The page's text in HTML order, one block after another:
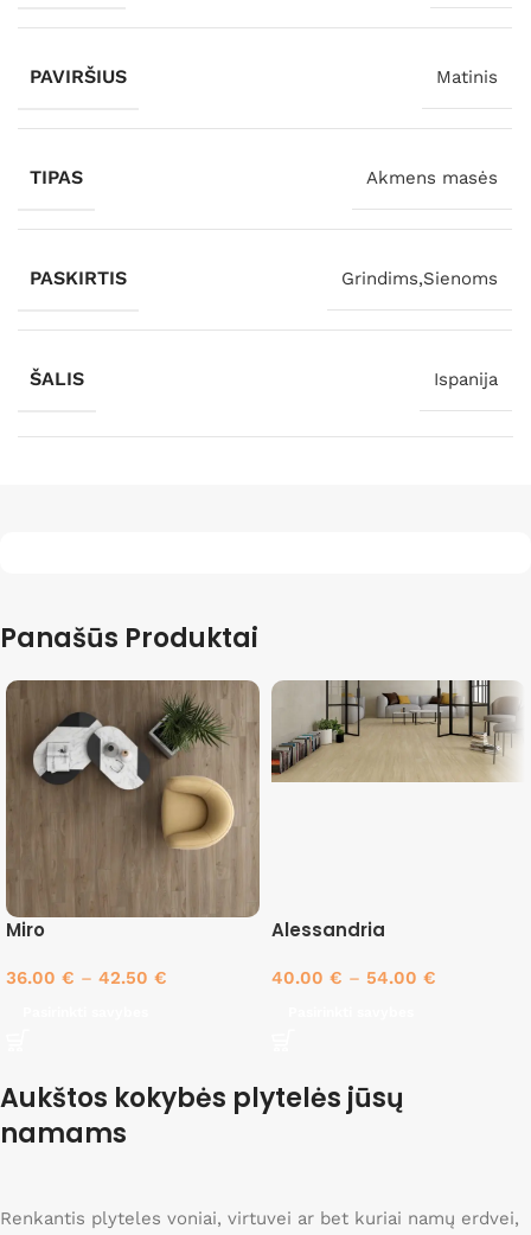
PAVIRŠIUS Matinis
TIPAS Akmens masės
PASKIRTIS Grindims,Sienoms
ŠALIS Ispanija
Panašūs Produktai
Miro
36.00 € – 42.50 €
Alessandria
40.00 € – 54.00 €
Aukštos kokybės plytelės jūsų
namams
Renkantis plyteles voniai, virtuvei ar bet kuriai namų erdvei,